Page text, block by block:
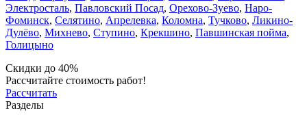
Электросталь, Павловский Посад, Орехово-Зуево, Наро-
Фоминск, Селятино, Апрелевка, Коломна, Тучково, Ликино-
Дулёво, Михнево, Ступино, Крекшино, Павшинская пойма,
Голицыно
Скидки до 40%
Рассчитайте стоимость работ!
Рассчитать
Разделы